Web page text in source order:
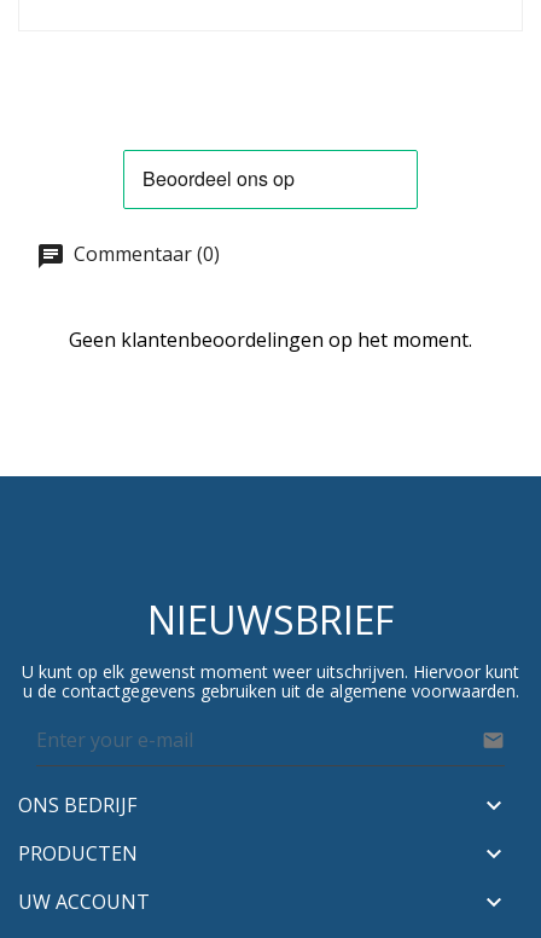
Commentaar (0)
Geen klantenbeoordelingen op het moment.
NIEUWSBRIEF
U kunt op elk gewenst moment weer uitschrijven. Hiervoor kunt
u de contactgegevens gebruiken uit de algemene voorwaarden.

ONS BEDRIJF 
PRODUCTEN 
UW ACCOUNT 